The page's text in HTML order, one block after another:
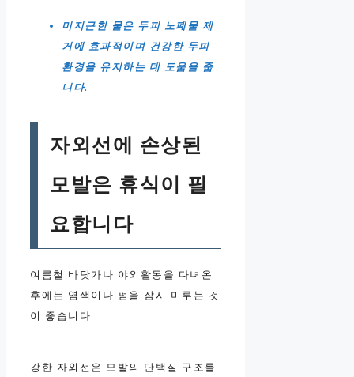
미지근한 물은 두피 노폐물 제
거에 효과적이며 건강한 두피
환경을 유지하는 데 도움을 줍
니다.
자외선에 손상된
모발은 휴식이 필
요합니다
여름철 바닷가나 야외활동을 다녀온
후에는 염색이나 펌을 잠시 미루는 것
이 좋습니다.
강한 자외선은 모발의 단백질 구조를